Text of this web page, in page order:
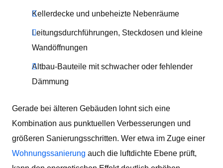
Kellerdecke und unbeheizte Nebenräume
Leitungsdurchführungen, Steckdosen und kleine
Wandöffnungen
Altbau-Bauteile mit schwacher oder fehlender
Dämmung
Gerade bei älteren Gebäuden lohnt sich eine
Kombination aus punktuellen Verbesserungen und
größeren Sanierungsschritten. Wer etwa im Zuge einer
Wohnungssanierung auch die luftdichte Ebene prüft,